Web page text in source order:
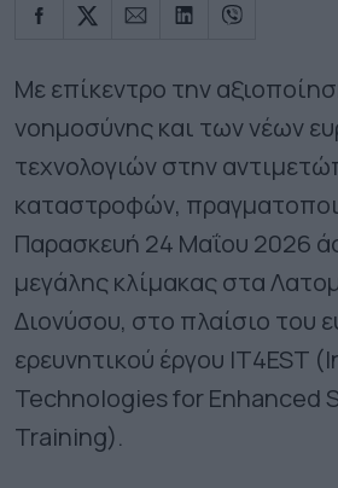
Με επίκεντρο την
νοημοσύνης και των νέων
τεχνολογιών στην
καταστροφών,
Παρασκευή 24 Μαΐου 2026
μεγάλης κλίμακας στα
Διονύσου, στο πλαίσιο του
ερευνητικού έργου IT4EST
Technologies for Enhanced
Training).